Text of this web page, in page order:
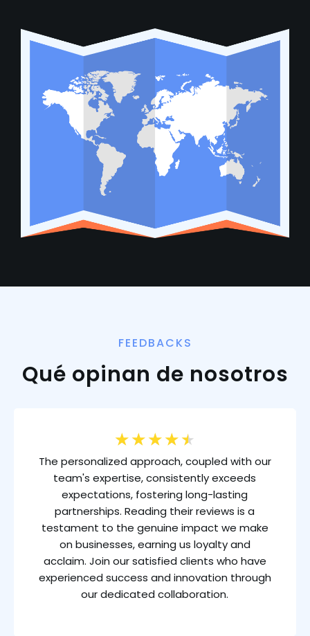
FEEDBACKS
Qué opinan de nosotros
★ ★ ★ ★ ★
The personalized approach, coupled with our
team's expertise, consistently exceeds
expectations, fostering long-lasting
partnerships. Reading their reviews is a
testament to the genuine impact we make
on businesses, earning us loyalty and
acclaim. Join our satisfied clients who have
experienced success and innovation through
our dedicated collaboration.